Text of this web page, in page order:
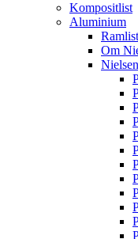
Kompositlist
Aluminium
Om